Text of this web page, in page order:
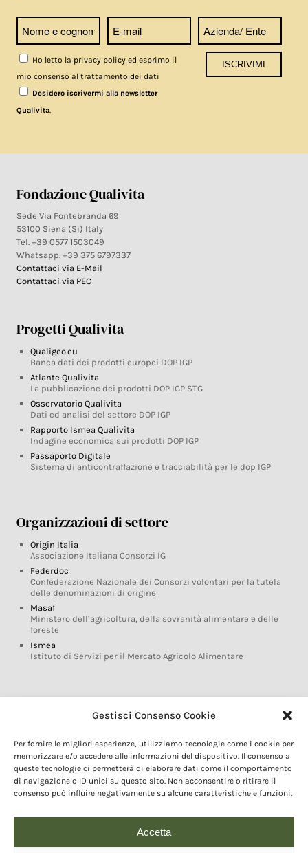
Gestisci Consenso Cookie
Per fornire le migliori esperienze, utilizziamo tecnologie come i cookie per
memorizzare e/o accedere alle informazioni del dispositivo. Il consenso a
queste tecnologie ci permetterà di elaborare dati come il comportamento
di navigazione o ID unici su questo sito. Non acconsentire o ritirare il
consenso può influire negativamente su alcune caratteristiche e funzioni.
Accetta
Ho letto la privacy policy ed esprimo il
mio consenso al trattamento dei dati
Desidero iscrivermi alla newsletter
Qualivita
Fondazione Qualivita
Sede Via Fontebranda 69
53100 Siena (Si) Italy
Tel. +39 0577 1503049
Whatsapp. +39 375 6797337
Contattaci via E-Mail
Contattaci via PEC
Progetti Qualivita
Qualigeo.eu
Banca dati dei prodotti europei DOP IGP
Atlante Qualivita
La pubblicazione dei prodotti DOP IGP STG
Osservatorio Qualivita
Dati ed analisi del settore DOP IGP
Rapporto Ismea Qualivita
Indagine economica sui prodotti DOP IGP
Passaporto Digitale
Sistema di anticontraffazione e tracciabilità per le dop IGP
Organizzazioni di settore
Origin Italia
Associazione Italiana Consorzi IG
Federdoc
Confederazione Nazionale dei Consorzi volontari per la tutela
delle denominazioni di origine
Masaf
Ministero dell’agricoltura, della sovranità alimentare e delle
foreste
Ismea
Istituto di Servizi per il Mercato Agricolo Alimentare
Glossario DOP IGP
Marchi DOP IGP
Normativa prodotti DOP IGP
Consorzi di Tutela
Farm To Fork e prodotti DOP IGP